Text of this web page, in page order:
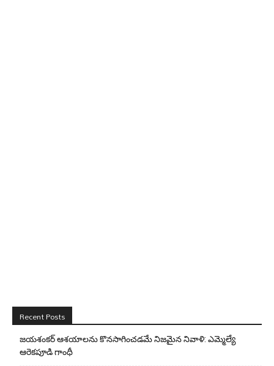
Recent Posts
జయశంకర్ ఆశయాలను కొనసాగించడమే నిజమైన నివాళి: ఎమ్మెల్యే
ఆరెక‌పూడి గాంధీ